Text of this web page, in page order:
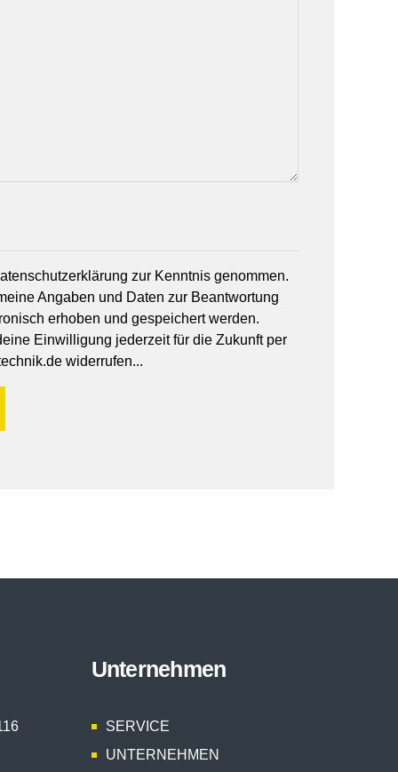
zur Kenntnis genommen.
Angaben und Daten zur Beantwortung
erhoben und gespeichert werden.
Einwilligung jederzeit für die Zukunft per
widerrufen...
Unternehmen
SERVICE
UNTERNEHMEN